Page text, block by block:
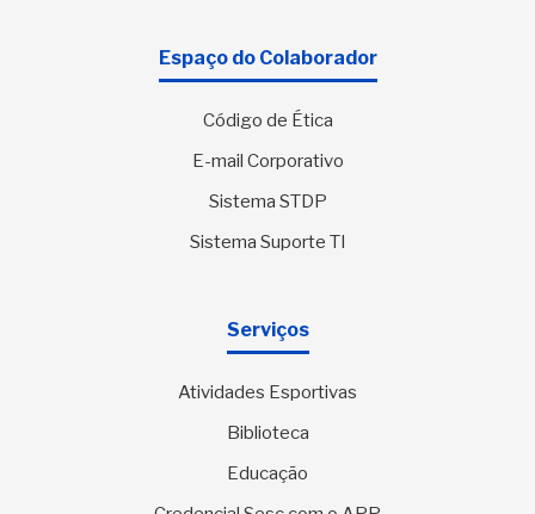
Espaço do Colaborador
Código de Ética
E-mail Corporativo
Sistema STDP
Sistema Suporte TI
Serviços
Atividades Esportivas
Biblioteca
Educação